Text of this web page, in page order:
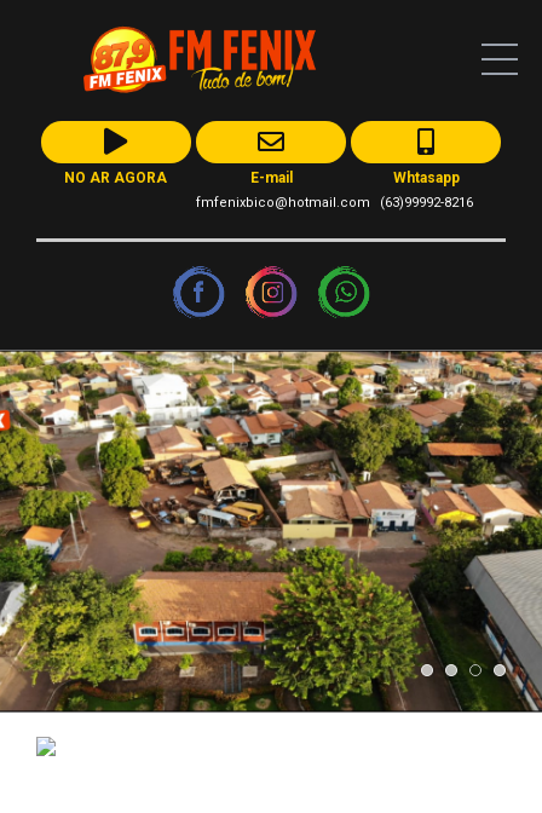
NO AR AGORA E-mail
fmfenixbico@hotmail.com
Whtasapp
(63)99992-8216